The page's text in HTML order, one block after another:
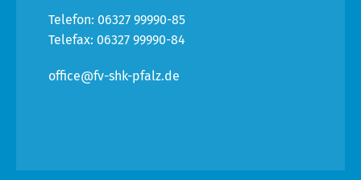
Telefon: 06327 99990-85
Telefax: 06327 99990-84
office@fv-shk-pfalz.de